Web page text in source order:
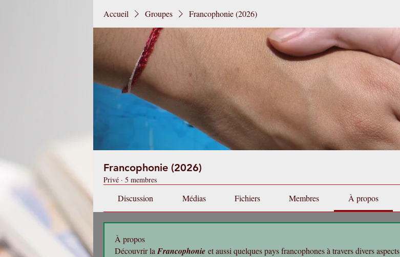
Accueil Groupes Francophonie (2026)
Francophonie (2026)
Privé · 5 membres
Discussion Médias Fichiers Membres À propos
À propos
Découvrir la Francophonie et aussi quelques pays francophones à travers divers aspects